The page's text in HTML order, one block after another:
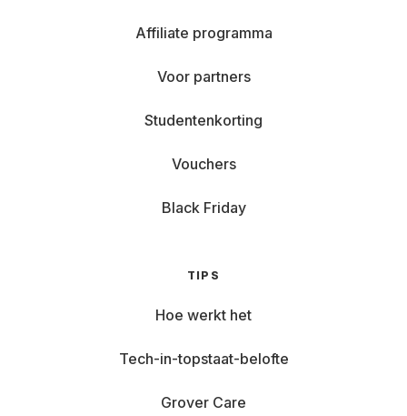
Affiliate programma
Voor partners
Studentenkorting
Vouchers
Black Friday
TIPS
Hoe werkt het
Tech-in-topstaat-belofte
Grover Care